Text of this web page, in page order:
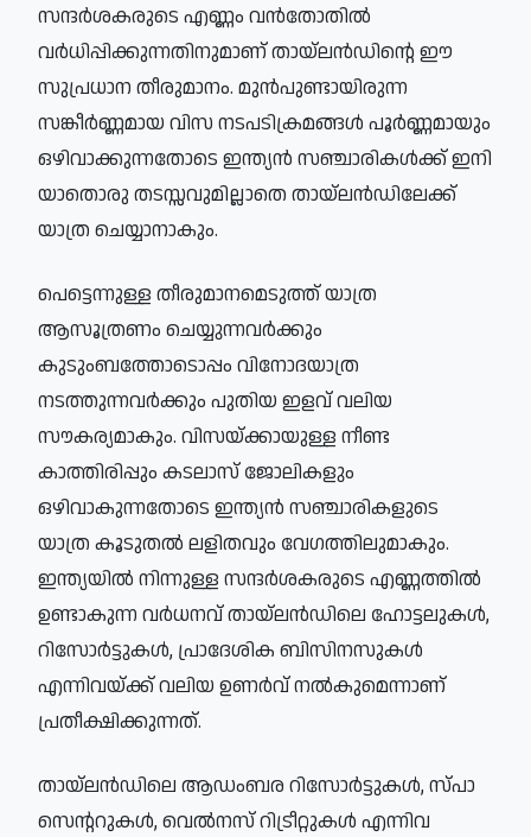
സന്ദർശകരുടെ എണ്ണം വൻതോതിൽ
വർധിപ്പിക്കുന്നതിനുമാണ് തായ്‌ലൻഡിന്റെ ഈ
സുപ്രധാന തീരുമാനം. മുൻപുണ്ടായിരുന്ന
സങ്കീർണ്ണമായ വിസ നടപടിക്രമങ്ങൾ പൂർണ്ണമായും
ഒഴിവാക്കുന്നതോടെ ഇന്ത്യൻ സഞ്ചാരികൾക്ക് ഇനി
യാതൊരു തടസ്സവുമില്ലാതെ തായ്‌ലൻഡിലേക്ക്
യാത്ര ചെയ്യാനാകും.
പെട്ടെന്നുള്ള തീരുമാനമെടുത്ത് യാത്ര
ആസൂത്രണം ചെയ്യുന്നവർക്കും
കുടുംബത്തോടൊപ്പം വിനോദയാത്ര
നടത്തുന്നവർക്കും പുതിയ ഇളവ് വലിയ
സൗകര്യമാകും. വിസയ്ക്കായുള്ള നീണ്ട
കാത്തിരിപ്പും കടലാസ് ജോലികളും
ഒഴിവാകുന്നതോടെ ഇന്ത്യൻ സഞ്ചാരികളുടെ
യാത്ര കൂടുതൽ ലളിതവും വേഗത്തിലുമാകും.
ഇന്ത്യയിൽ നിന്നുള്ള സന്ദർശകരുടെ എണ്ണത്തിൽ
ഉണ്ടാകുന്ന വർധനവ് തായ്‌ലൻഡിലെ ഹോട്ടലുകൾ,
റിസോർട്ടുകൾ, പ്രാദേശിക ബിസിനസുകൾ
എന്നിവയ്ക്ക് വലിയ ഉണർവ് നൽകുമെന്നാണ്
പ്രതീക്ഷിക്കുന്നത്.
തായ്‌ലൻഡിലെ ആഡംബര റിസോർട്ടുകൾ, സ്പാ
സെന്ററുകൾ, വെൽനസ് റിട്രീറ്റുകൾ എന്നിവ